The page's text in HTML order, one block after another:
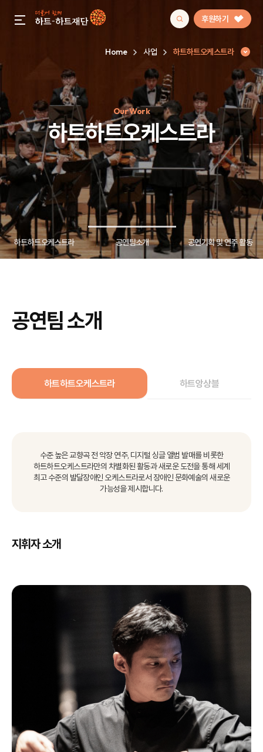
gnb menu open 후원하기
인기 키워드
#정기후원#하트플레이스#캠페인#팬덤후원
Home 사업 하트하트오케스트라
Our Work
하트하트오케스트라
하트하트오케스트라
하트하트오케스트라 공연팀소개 공연기획 및 연주 활동
공연팀 소개
하트하트오케스트라 하트앙상블
수준 높은 교향곡 전 악장 연주, 디지털 싱글 앨범 발매를 비롯한
하트하트오케스트라만의 차별화된 활동과 새로운 도전을 통해세계
최고 수준의 발달장애인 오케스트라로서 장애인 문화예술의 새로운
가능성을 제시합니다.
지휘자 소개